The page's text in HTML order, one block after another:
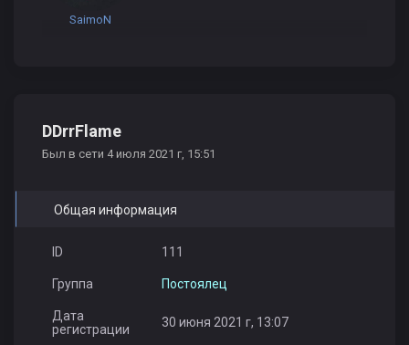
SaimoN
DDrrFlame
Был в сети 4 июля 2021 г, 15:51
Общая информация
ID 111
Группа Постоялец
Дата
регистрации
30 июня 2021 г, 13:07